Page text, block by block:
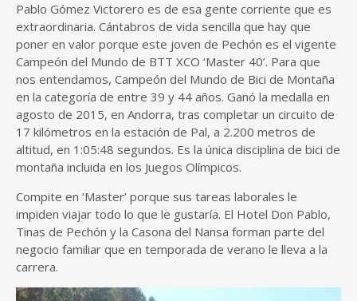
Pablo Gómez Victorero es de esa gente corriente que es
extraordinaria. Cántabros de vida sencilla que hay que
poner en valor porque este joven de Pechón es el vigente
Campeón del Mundo de BTT XCO ‘Master 40’. Para que
nos entendamos, Campeón del Mundo de Bici de Montaña
en la categoría de entre 39 y 44 años. Ganó la medalla en
agosto de 2015, en Andorra, tras completar un circuito de
17 kilómetros en la estación de Pal, a 2.200 metros de
altitud, en 1:05:48 segundos. Es la única disciplina de bici de
montaña incluida en los Juegos Olímpicos.
Compite en ‘Master’ porque sus tareas laborales le
impiden viajar todo lo que le gustaría. El Hotel Don Pablo,
Tinas de Pechón y la Casona del Nansa forman parte del
negocio familiar que en temporada de verano le lleva a la
carrera.